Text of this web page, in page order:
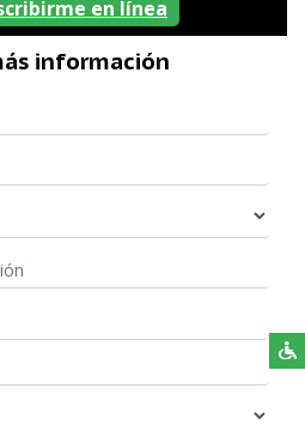
en línea
información